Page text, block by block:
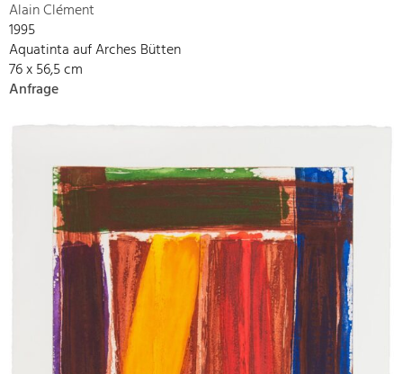
Alain Clément
1995
Aquatinta auf Arches Bütten
76 x 56,5 cm
Anfrage